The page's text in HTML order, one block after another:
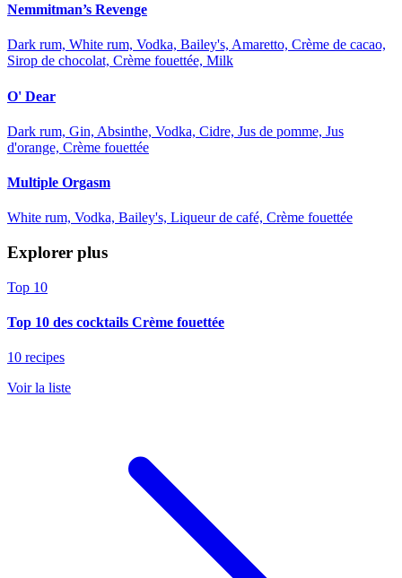
Nemmitman’s Revenge
Dark rum, White rum, Vodka, Bailey's, Amaretto, Crème de cacao,
Sirop de chocolat, Crème fouettée, Milk
O' Dear
Dark rum, Gin, Absinthe, Vodka, Cidre, Jus de pomme, Jus
d'orange, Crème fouettée
Multiple Orgasm
White rum, Vodka, Bailey's, Liqueur de café, Crème fouettée
Explorer plus
Top 10
Top 10 des cocktails Crème fouettée
10 recipes
Voir la liste